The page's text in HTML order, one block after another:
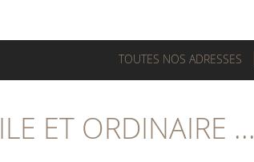
TOUTES NOS ADRESSES
ET ORDINAIRE ...